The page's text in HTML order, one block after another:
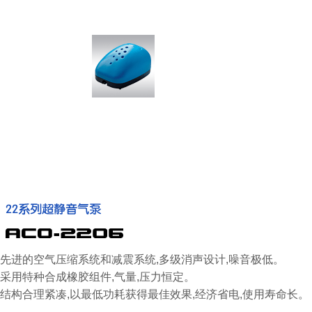
先进的空气压缩系统和减震系统,多级消声设计,噪音极低。
采用特种合成橡胶组件,气量,压力恒定。
结构合理紧凑,以最低功耗获得最佳效果,经济省电,使用寿命长。